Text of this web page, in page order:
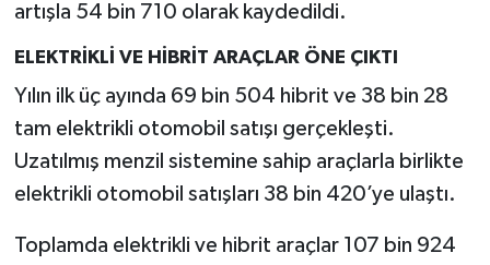
artışla 54 bin 710 olarak kaydedildi.
ELEKTRİKLİ VE HİBRİT ARAÇLAR ÖNE ÇIKTI
Yılın ilk üç ayında 69 bin 504 hibrit ve 38 bin 28
tam elektrikli otomobil satışı gerçekleşti.
Uzatılmış menzil sistemine sahip araçlarla birlikte
elektrikli otomobil satışları 38 bin 420’ye ulaştı.
Toplamda elektrikli ve hibrit araçlar 107 bin 924
Resmi İlan
Rüya Tabirleri
Sağlık
Simav